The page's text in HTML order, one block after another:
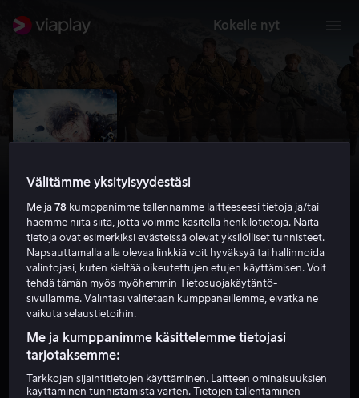
Kokeile nyt
Age of Heroes
5.5 Jännitys Toiminta
HD
Vuokraa 4,99 €
Välitämme yksityisyydestäsi
Me ja78 kumppanimme tallennamme laitteeseesi tietoja ja/tai
haemme niitä siitä, jotta voimme käsitellä henkilötietoja. Näitä
tietoja ovat esimerkiksi evästeissä olevat yksilölliset tunnisteet.
Napsauttamalla alla olevaa linkkiä voit hyväksyä tai hallinnoida
valintojasi, kuten kieltää oikeutettujen etujen käyttämisen. Voit
tehdä tämän myös myöhemmin Tietosuojakäytäntö-
sivullamme. Valintasi välitetään kumppaneillemme, eivätkä ne
vaikuta selaustietoihin.
Me ja kumppanimme käsittelemme tietojasi
tarjotaksemme:
Tarkkojen sijaintitietojen käyttäminen. Laitteen ominaisuuksien
käyttäminen tunnistamista varten. Tietojen tallentaminen